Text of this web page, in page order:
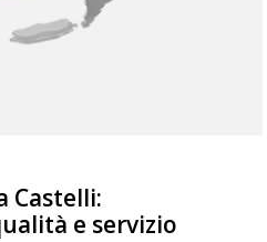
Castelli:
e servizio